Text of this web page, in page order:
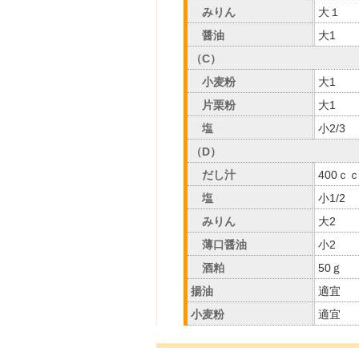
みりん
大１
醤油
大1
（C）
小麦粉
大1
片栗粉
大1
塩
小2/3
（D）
だし汁
400ｃｃ
塩
小1/2
みりん
大2
薄口醤油
小2
酒粕
50ｇ
揚油
適宜
小麦粉
適宜